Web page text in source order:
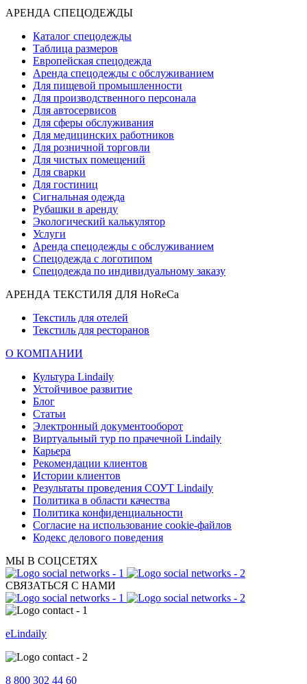
АРЕНДА СПЕЦОДЕЖДЫ
Каталог спецодежды
Таблица размеров
Европейская спецодежда
Аренда спецодежды с обслуживанием
Для пищевой промышленности
Для производственного персонала
Для автосервисов
Для сферы обслуживания
Для медицинских работников
Для розничной торговли
Для чистых помещений
Для сварки
Для гостиниц
Сигнальная одежда
Рубашки в аренду
Экологический калькулятор
Услуги
Аренда спецодежды с обслуживанием
Спецодежда с логотипом
Спецодежда по индивидуальному заказу
АРЕНДА ТЕКСТИЛЯ ДЛЯ HoReCa
Текстиль для отелей
Текстиль для ресторанов
О КОМПАНИИ
Культура Lindaily
Устойчивое развитие
Блог
Статьи
Электронный документооборот
Виртуальный тур по прачечной Lindaily
Карьера
Рекомендации клиентов
Истории клиентов
Результаты проведения СОУТ Lindaily
Политика в области качества
Политика конфиденциальности
Согласие на использование cookie-файлов
Кодекс делового поведения
МЫ В СОЦСЕТЯХ
СВЯЗАТЬСЯ С НАМИ
eLindaily
8 800 302 44 60